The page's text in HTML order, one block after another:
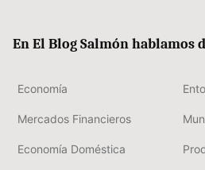
En El Blog Salmón hablamos
Economía
Mercados Financieros
Economía Doméstica